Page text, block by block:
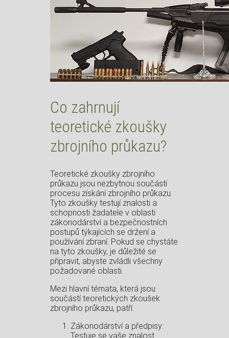
Co zahrnují
teoretické zkoušky
zbrojního průkazu?
Teoretické zkoušky zbrojního
průkazu jsou nezbytnou součástí
procesu získání zbrojního průkazu.
Tyto zkoušky testují znalosti a
schopnosti žadatele v oblasti
zákonodárství a bezpečnostních
postupů týkajících se držení a
používání zbraní. Pokud se chystáte
na tyto zkoušky, je důležité se
připravit, abyste zvládli všechny
požadované oblasti.
Mezi hlavní témata, která jsou
součástí teoretických zkoušek
zbrojního průkazu, patří:
Zákonodárství a předpisy:
Testuje se vaše znalost